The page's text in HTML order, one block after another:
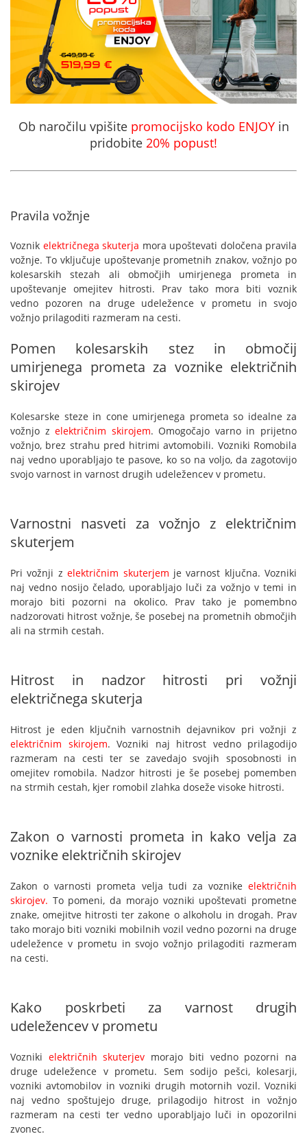
Ob naročilu vpišite promocijsko kodo ENJOYin
pridobite 20% popust!
Pravila vožnje
Voznik električnega skuterja mora upoštevati določena pravila
vožnje. To vključuje upoštevanje prometnih znakov, vožnjo po
kolesarskih stezah ali območjih umirjenega prometa in
upoštevanje omejitev hitrosti. Prav tako mora biti voznik
vedno pozoren na druge udeležence v prometu in svojo
vožnjo prilagoditi razmeram na cesti.
Pomen kolesarskih stez in območij
umirjenega prometa za voznike električnih
skirojev
Kolesarske steze in cone umirjenega prometa so idealne za
vožnjo zelektričnim skirojem. Omogočajo varno in prijetno
vožnjo, brez strahu pred hitrimi avtomobili. Vozniki Romobila
naj vedno uporabljajo te pasove, ko so na voljo, da zagotovijo
svojo varnost in varnost drugih udeležencev v prometu.
Varnostni nasveti za vožnjo z električnim
skuterjem
Pri vožnji zelektričnim skuterjem je varnost ključna. Vozniki
naj vedno nosijo čelado, uporabljajo luči za vožnjo v temi in
morajo biti pozorni na okolico. Prav tako je pomembno
nadzorovati hitrost vožnje, še posebej na prometnih območjih
ali na strmih cestah.
Hitrost in nadzor hitrosti pri vožnji
električnega skuterja
Hitrost je eden ključnih varnostnih dejavnikov pri vožnji z
električnim skirojem. Vozniki naj hitrost vedno prilagodijo
razmeram na cesti ter se zavedajo svojih sposobnosti in
omejitev romobila. Nadzor hitrosti je še posebej pomemben
na strmih cestah, kjer romobil zlahka doseže visoke hitrosti.
Zakon o varnosti prometa in kako velja za
voznike električnih skirojev
Zakon o varnosti prometa velja tudi za voznike električnih
skirojev. To pomeni, da morajo vozniki upoštevati prometne
znake, omejitve hitrosti ter zakone o alkoholu in drogah. Prav
tako morajo biti vozniki mobilnih vozil vedno pozorni na druge
udeležence v prometu in svojo vožnjo prilagoditi razmeram
na cesti.
Kako poskrbeti za varnost drugih
udeležencev v prometu
Vozniki električnih skuterjev morajo biti vedno pozorni na
druge udeležence v prometu. Sem sodijo pešci, kolesarji,
vozniki avtomobilov in vozniki drugih motornih vozil. Vozniki
naj vedno spoštujejo druge, prilagodijo hitrost in vožnjo
razmeram na cesti ter vedno uporabljajo luči in opozorilni
zvonec.